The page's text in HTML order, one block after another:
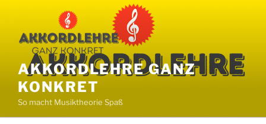
springen
AKKORDLEHRE GANZ
KONKRET
So macht Musiktheorie Spaß